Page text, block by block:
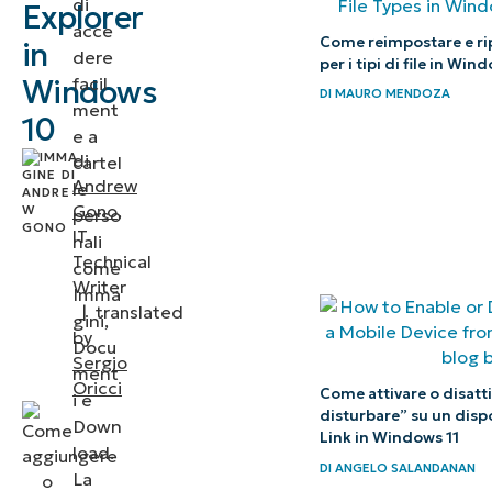
Explorer
in
Windows
10
di
Andrew
Gono,
IT
Technical
Writer
| translated
by
Sergio
Oricci
navigazione
Risoluzione
Domande
(FAQ)
Gestire
cartella
Windows
acce
dere
facil
ment
e a
cartel
le
perso
nali
come
Imma
gini,
Docu
ment
i e
Down
load.
La
Come reimpostare e
per i tipi di file in
DIMAURO MENDOZA
Come attivare o
disturbare” su un
Link in Windows 11
DIANGELO SALANDANAN